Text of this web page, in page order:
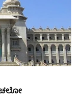
ಚಲೋ